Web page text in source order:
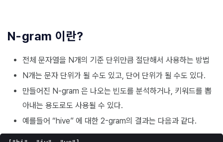
N-gram 이란?
전체 문자열을 N개의 기준 단위만큼 절단해서 사용하는 방법
N개는 문자 단위가 될 수도 있고, 단어 단위가 될 수도 있다.
만들어진 N-gram 은 나오는 빈도를 분석하거나, 키워드를 뽑
아내는 용도로도 사용될 수 있다.
예를들어 “hive” 에 대한 2-gram의 결과는 다음과 같다.